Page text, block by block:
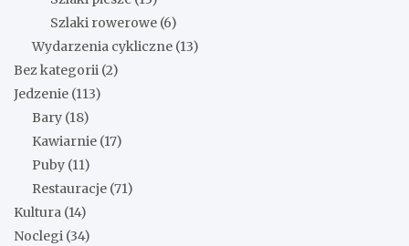
Szlaki rowerowe (6)
Wydarzenia cykliczne (13)
Bez kategorii (2)
Jedzenie (113)
Bary (18)
Kawiarnie (17)
Puby (11)
Restauracje (71)
Kultura (14)
Noclegi (34)